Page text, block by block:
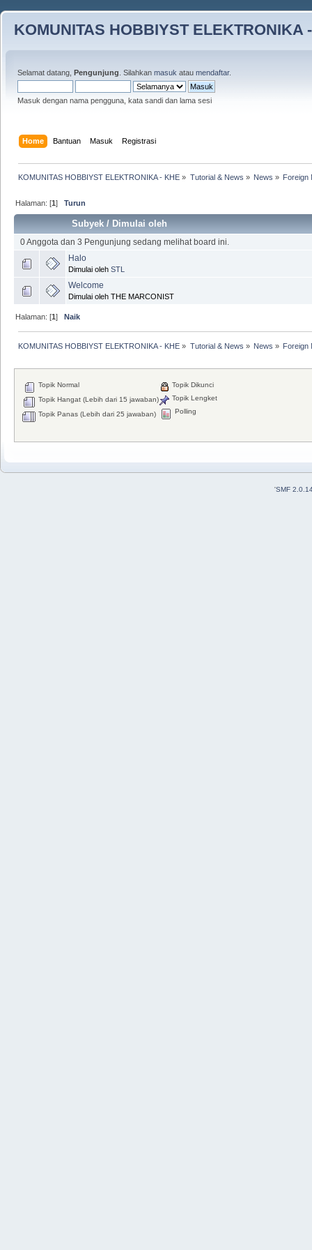
KOMUNITAS HOBBIYST ELEKTRONIKA
Selamat datang, Pengunjung . Silahkan masuk atau mendaftar.
Masuk dengan nama pengguna, kata sandi dan lama sesi
Home Bantuan Masuk Registrasi
KOMUNITAS HOBBIYST ELEKTRONIKA - KHE » Tutorial & News » News » Foreign
Halaman: [1]Turun
Subyek /Dimulai oleh
0 Anggota dan 3 Pengunjung sedang melihat board ini.
Halo
Dimulai oleh STL
Welcome
Dimulai oleh THE MARCONIST
Halaman: [1]Naik
KOMUNITAS HOBBIYST ELEKTRONIKA - KHE » Tutorial & News » News » Foreign
Topik Normal
Topik Hangat (Lebih dari 15 jawaban)
Topik Panas (Lebih dari 25 jawaban)
Topik Dikunci
Topik Lengket
Polling
'SMF